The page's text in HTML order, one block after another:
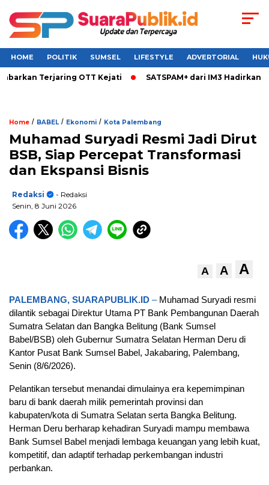
HOME POLITIK SUMSEL LIFESTYLE ADVERTORIAL
Terjaring OTT Kejati SATSPAM+ dari IM3 Hadirkan
Home / BABEL / Ekonomi / Kota Palembang
Muhamad Suryadi Resmi Jadi Dirut
BSB, Siap Percepat Transformasi
dan Ekspansi Bisnis
Redaksi
- Redaksi
Senin, 8 Juni 2026
A A A
PALEMBANG, SUARAPUBLIK.ID –Muhamad Suryadi resmi
dilantik sebagai Direktur Utama PT Bank Pembangunan Daerah
Sumatra Selatan dan Bangka Belitung (Bank Sumsel
Babel/BSB) oleh Gubernur Sumatra Selatan Herman Deru di
Kantor Pusat Bank Sumsel Babel, Jakabaring, Palembang,
Senin (8/6/2026).
Pelantikan tersebut menandai dimulainya era kepemimpinan
baru di bank daerah milik pemerintah provinsi dan
kabupaten/kota di Sumatra Selatan serta Bangka Belitung.
Herman Deru berharap kehadiran Suryadi mampu membawa
Bank Sumsel Babel menjadi lembaga keuangan yang lebih kuat,
kompetitif, dan adaptif terhadap perkembangan industri
perbankan.